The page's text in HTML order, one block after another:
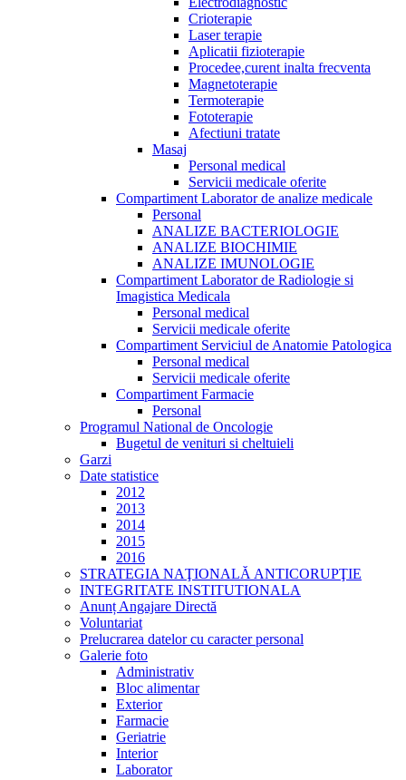
Crioterapie
Laser terapie
Aplicatii fizioterapie
Procedee,curent inalta frecventa
Magnetoterapie
Termoterapie
Fototerapie
Afectiuni tratate
Masaj
Personal medical
Servicii medicale oferite
Compartiment Laborator de analize medicale
Personal
ANALIZE BACTERIOLOGIE
ANALIZE BIOCHIMIE
ANALIZE IMUNOLOGIE
Compartiment Laborator de Radiologie si
Imagistica Medicala
Personal medical
Servicii medicale oferite
Compartiment Serviciul de Anatomie Patologica
Personal medical
Servicii medicale oferite
Compartiment Farmacie
Personal
Programul National de Oncologie
Bugetul de venituri si cheltuieli
Garzi
Date statistice
2012
2013
2014
2015
2016
STRATEGIA NAŢIONALĂ ANTICORUPŢIE
INTEGRITATE INSTITUTIONALA
Anunț Angajare Directă
Voluntariat
Prelucrarea datelor cu caracter personal
Galerie foto
Administrativ
Bloc alimentar
Exterior
Farmacie
Geriatrie
Interior
Laborator